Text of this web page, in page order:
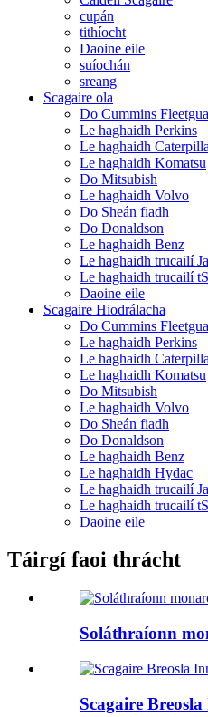
cupán
tithíocht
Daoine eile
suíochán
sreang
Scagaire ola
Do Cummins
Le haghaidh Perkins
Le haghaidh
Le haghaidh Komatsu
Do Mitsubish
Le haghaidh Volvo
Do Sheán fiadh
Do Donaldson
Le haghaidh Benz
Le haghaidh trucailí
Le haghaidh trucailí
Daoine eile
Scagaire Hiodrálacha
Do Cummins
Le haghaidh Perkins
Le haghaidh
Le haghaidh Komatsu
Do Mitsubish
Le haghaidh Volvo
Do Sheán fiadh
Do Donaldson
Le haghaidh Benz
Le haghaidh Hydac
Le haghaidh trucailí
Le haghaidh trucailí
Daoine eile
Táirgí faoi thrácht
Soláthraíonn
Scagaire